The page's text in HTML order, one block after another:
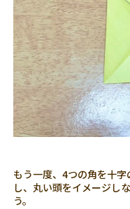
もう一度、4つの角を十
し、丸い頭をイメージし
う。